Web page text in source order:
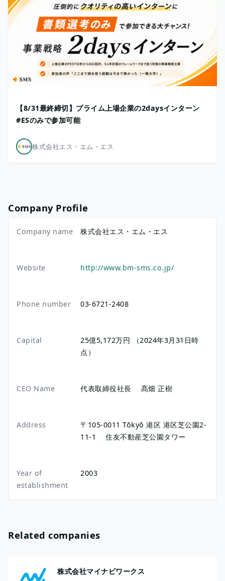
【8/31最終締切】プライム上場企業の2daysインターン
#ESのみで参加可能
株式会社エス・エム・エス
Company Profile
Company name 株式会社エス・エム・エス
Website http://www.bm-sms.co.jp/
Phone number 03-6721-2408
Capital
25億5,172万円 （2024年3月31日時
点）
CEO Name 代表取締役社長 髙畑 正樹
Address 〒105-0011Tōkyō港区 港区芝公園2-
11-1住友不動産芝公園タワー
Year of
establishment
2003
Related companies
株式会社マイナビワークス